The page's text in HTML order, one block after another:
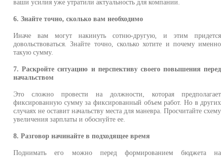
ваши усилия уже утратили актуальность для компании.
6. Знайте точно, сколько вам необходимо
Иначе вам могут накинуть сотню-другую, и этим придется
довольствоваться. Знайте точно, сколько хотите и почему именно
такую сумму.
7. Раскройте ситуацию и перспективу своего повышения перед
начальством
Это сложно провести на должности, которая предполагает
фиксированную сумму за фиксированный объем работ. Но в других
случаях не оставит начальству места для маневра. Просчитайте схему
увеличения зарплаты и обоснуйте ее.
8. Разговор начинайте в подходящее время
Поднимать его можно перед формированием бюджета на